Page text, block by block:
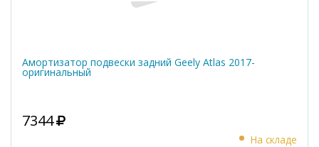
Амортизатор подвески задний Geely Atlas 2017-
оригинальный
7344
На складе